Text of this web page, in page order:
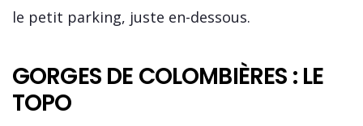
le petit parking, juste en-dessous.
GORGES DE COLOMBIÈRES : LE
TOPO